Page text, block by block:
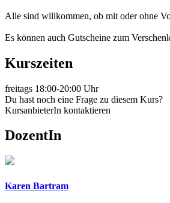
Alle sind willkommen, ob mit oder ohne
Es können auch Gutscheine zum
Kurszeiten
freitags 18:00-20:00 Uhr
Du hast noch eine Frage zu diesem Kurs?
KursanbieterIn kontaktieren
DozentIn
Karen Bartram